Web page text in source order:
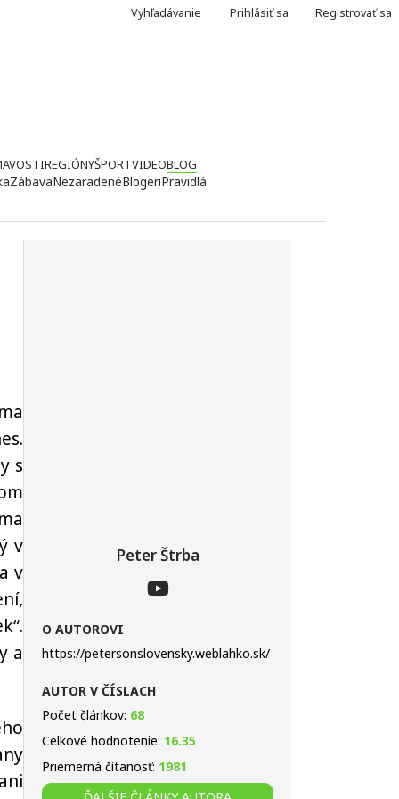
Vyhľadávanie Prihlásiť sa Registrovať sa
REGIÓNYŠPORTVIDEOBLOG
ZábavaNezaradenéBlogeriPravidlá
s
v
v
a
Peter Štrba
O AUTOROVI
https://petersonslovensky.weblahko.sk/
AUTOR V ČÍSLACH
Počet článkov: 68
Celkové hodnotenie: 16.35
Priemerná čítanosť: 1981